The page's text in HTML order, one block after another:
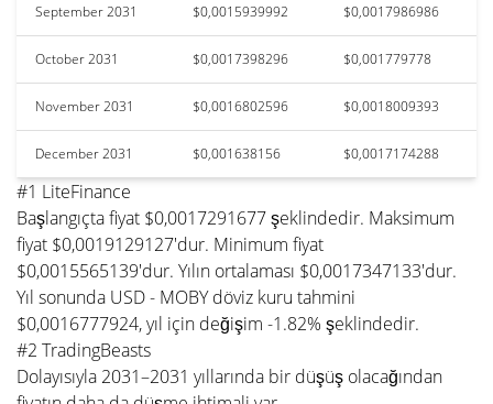
September 2031 $0,0015939992 $0,0017986986
October 2031 $0,0017398296 $0,001779778
November 2031 $0,0016802596 $0,0018009393
December 2031 $0,001638156 $0,0017174288
#1 LiteFinance
Başlangıçta fiyat $0,0017291677 şeklindedir. Maksimum
fiyat $0,0019129127'dur. Minimum fiyat
$0,0015565139'dur. Yılın ortalaması $0,0017347133'dur.
Yıl sonunda USD - MOBY döviz kuru tahmini
$0,0016777924, yıl için değişim -1.82% şeklindedir.
#2 TradingBeasts
Dolayısıyla 2031–2031 yıllarında bir düşüş olacağından